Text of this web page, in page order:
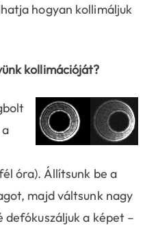
hogyan kollimáljuk
kollimációját?
óra). Állítsunk be a
majd váltsunk nagy
a képet –